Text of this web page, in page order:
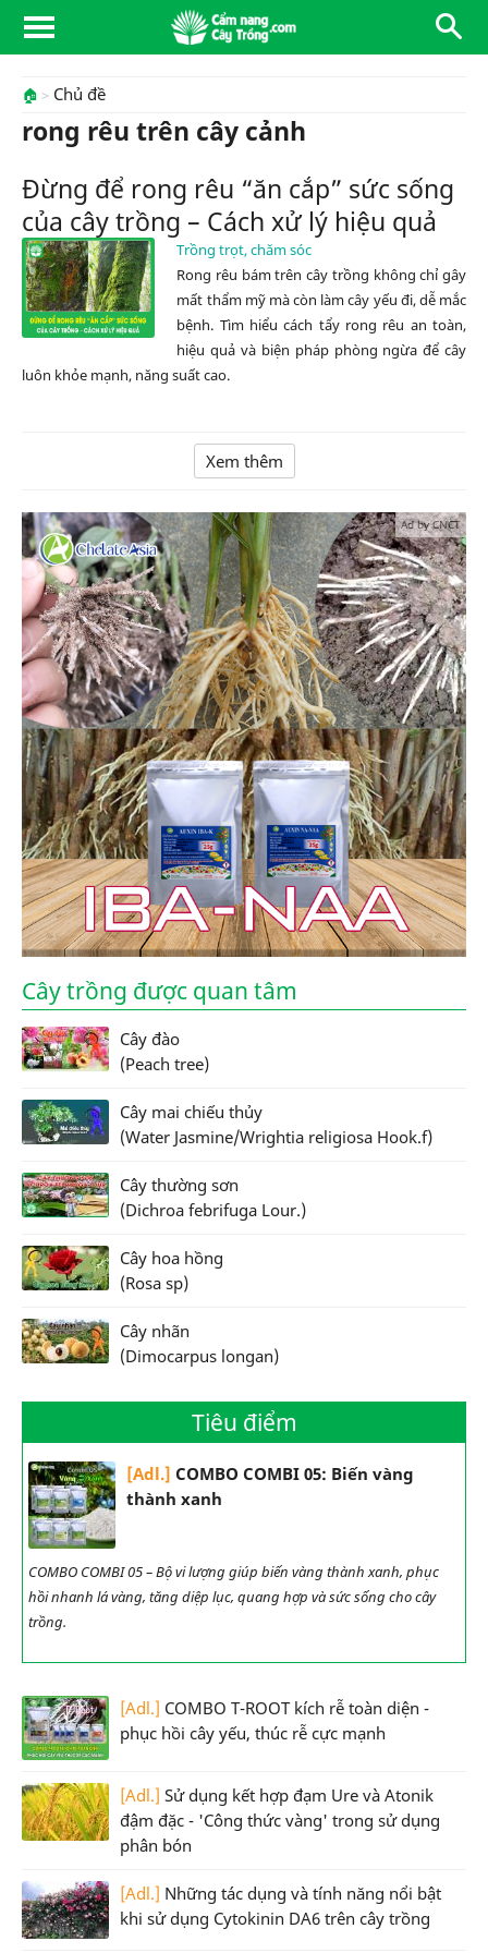
🏠 Chủ đề
rong rêu trên cây cảnh
Đừng để rong rêu “ăn cắp” sức sống
của cây trồng – Cách xử lý hiệu quả
Trồng trọt, chăm sóc
Rong rêu bám trên cây trồng không chỉ gây
mất thẩm mỹ mà còn làm cây yếu đi, dễ mắc
bệnh. Tìm hiểu cách tẩy rong rêu an toàn,
hiệu quả và biện pháp phòng ngừa để cây
luôn khỏe mạnh, năng suất cao.
Xem thêm
Ad by CNCT
Cây trồng được quan tâm
Cây đào
(Peach tree)
Cây mai chiếu thủy
(Water Jasmine/Wrightia religiosa Hook.f)
Cây thường sơn
(Dichroa febrifuga Lour.)
Cây hoa hồng
(Rosa sp)
Cây nhãn
(Dimocarpus longan)
Tiêu điểm
[Adl.] COMBO COMBI 05: Biến vàng
thành xanh
COMBO COMBI 05 – Bộ vi lượng giúp biến vàng thành xanh, phục
hồi nhanh lá vàng, tăng diệp lục, quang hợp và sức sống cho cây
trồng.
[Adl.] COMBO T-ROOT kích rễ toàn diện -
phục hồi cây yếu, thúc rễ cực mạnh
[Adl.] Sử dụng kết hợp đạm Ure và Atonik
đậm đặc - 'Công thức vàng' trong sử dụng
phân bón
[Adl.] Những tác dụng và tính năng nổi bật
khi sử dụng Cytokinin DA6 trên cây trồng